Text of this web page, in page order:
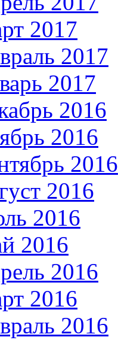
2017
2017
2017
2016
2016
2016
2016
2016
2016
2016
2016
2016